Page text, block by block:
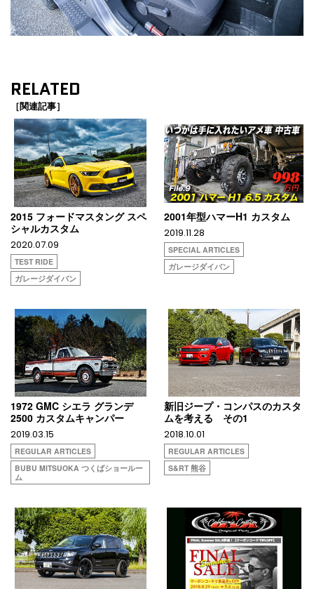
RELATED
［関連記事］
2015 フォードマスタング スペ
シャルカスタム
2020.07.09
TEST RIDE
ガレージダイバン
2001年型ハマーH1 カスタム
2019.11.28
SPECIAL ARTICLES
ガレージダイバン
1972 GMC シエラ グランデ
2500 カスタムキャンパー
2019.03.15
REGULAR ARTICLES
BUBU MITSUOKA つくばショールー
ム
新旧ジープ・コンパスのカスタ
ムを考える その1
2018.10.01
REGULAR ARTICLES
S&RT 熊谷